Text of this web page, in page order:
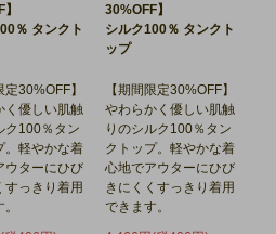
％ タンクト
定30%OFF】
く優しい肌触
ク100％タン
。軽やかな着
ウターにひび
すっきり着用
30%OFF】
シルク100％ タンクト
ップ
【期間限定30%OFF】
やわらかく優しい肌触
りのシルク100％タン
クトップ。軽やかな着
心地でアウターにひび
きにくくすっきり着用
できます。